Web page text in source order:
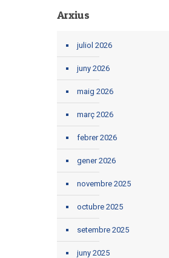
Arxius
juliol 2026
juny 2026
maig 2026
març 2026
febrer 2026
gener 2026
novembre 2025
octubre 2025
setembre 2025
juny 2025